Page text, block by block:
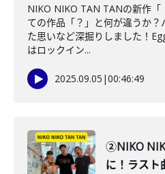
NIKO NIKO TAN TANの新作「
ての作品「？」と何が違うか
た思いなど深掘りしました！
はロックイン...
2025.09.05 |00:46:49
②NIKO
に！ラスト